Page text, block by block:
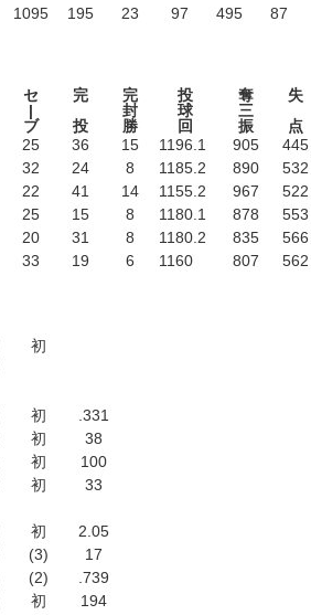
1095 195 23 97 495 87
セ
|
ブ
完
投
完
封
勝
投
球
回
奪
三
振
失
点
25 36 15 1196 .1 905
445
32 24 8 1185 .2 890
532
22 41 14 1155 .2 967
522
25 15 8 1180 .1 878
553
20 31 8 1180 .2 835
566
33 19 6 1160 807 562
初
初
.331
初
38
初
100
初 33
初
2.05
(3)
17
(2)
.739
初 194